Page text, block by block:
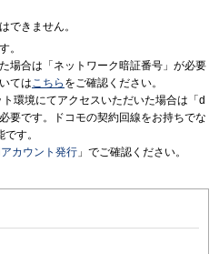
できません。
。
場合は「ネットワーク暗証番号」が必要
てはこちら をご確認ください。
環境にてアクセスいただいた場合は「d
要です。ドコモの契約回線をお持ちでな
す。
カウント発行 」でご確認ください。